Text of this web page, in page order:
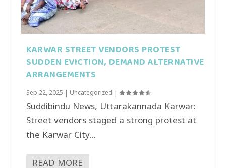
KARWAR STREET VENDORS PROTEST
SUDDEN EVICTION, DEMAND ALTERNATIVE
ARRANGEMENTS
Sep 22, 2025 Uncategorized |
Suddibindu News, Uttarakannada Karwar:
Street vendors staged a strong protest at
the Karwar City...
READ MORE